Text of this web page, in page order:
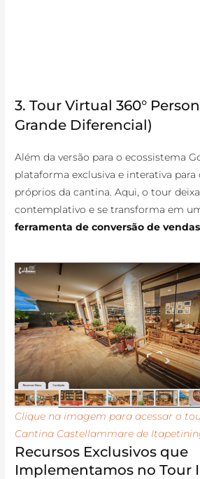
3. Tour Virtual 360°
Grande Diferencial)
Além da versão para o ecossistema
plataforma exclusiva e interativa para
próprios da cantina. Aqui, o tour
contemplativo e se transforma em
ferramenta de conversão de vendas
Clique na imagem para acessar o
Cantina Castellammare de
Recursos Exclusivos que
Implementamos no Tour